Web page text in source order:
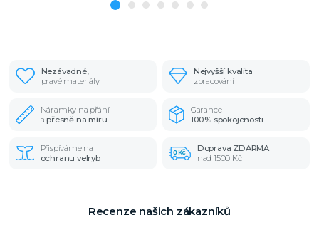
Nezávadné,
pravé materiály
Nejvyšší kvalita
zpracování
Náramky na přání
apřesně na míru
Garance
100% spokojenosti
Přispíváme na
ochranu velryb
Doprava ZDARMA
nad 1500 Kč
Recenze našich zákazníků